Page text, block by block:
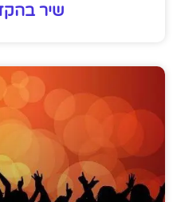
שיר